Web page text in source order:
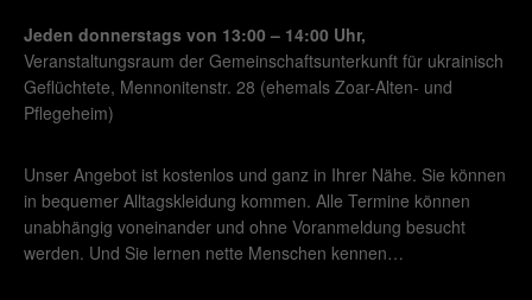
Jeden donnerstags von 13:00 – 14:00 Uhr,
Veranstaltungsraum der Gemeinschaftsunterkunft für ukrainisch
Geflüchtete, Mennonitenstr. 28 (ehemals Zoar-Alten- und
Pflegeheim)
Unser Angebot ist kostenlos und ganz in Ihrer Nähe. Sie können
in bequemer Alltagskleidung kommen. Alle Termine können
unabhängig voneinander und ohne Voranmeldung besucht
werden. Und Sie lernen nette Menschen kennen…